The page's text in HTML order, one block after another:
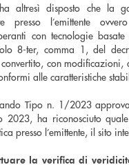
altresì disposto che la
presso l’emittente
con tecnologie
8-ter, comma 1, del
con
alle caratteristiche
Tipo n. 1/2023
2023, ha riconosciuto
presso l’emittente, il sito
la verifica di